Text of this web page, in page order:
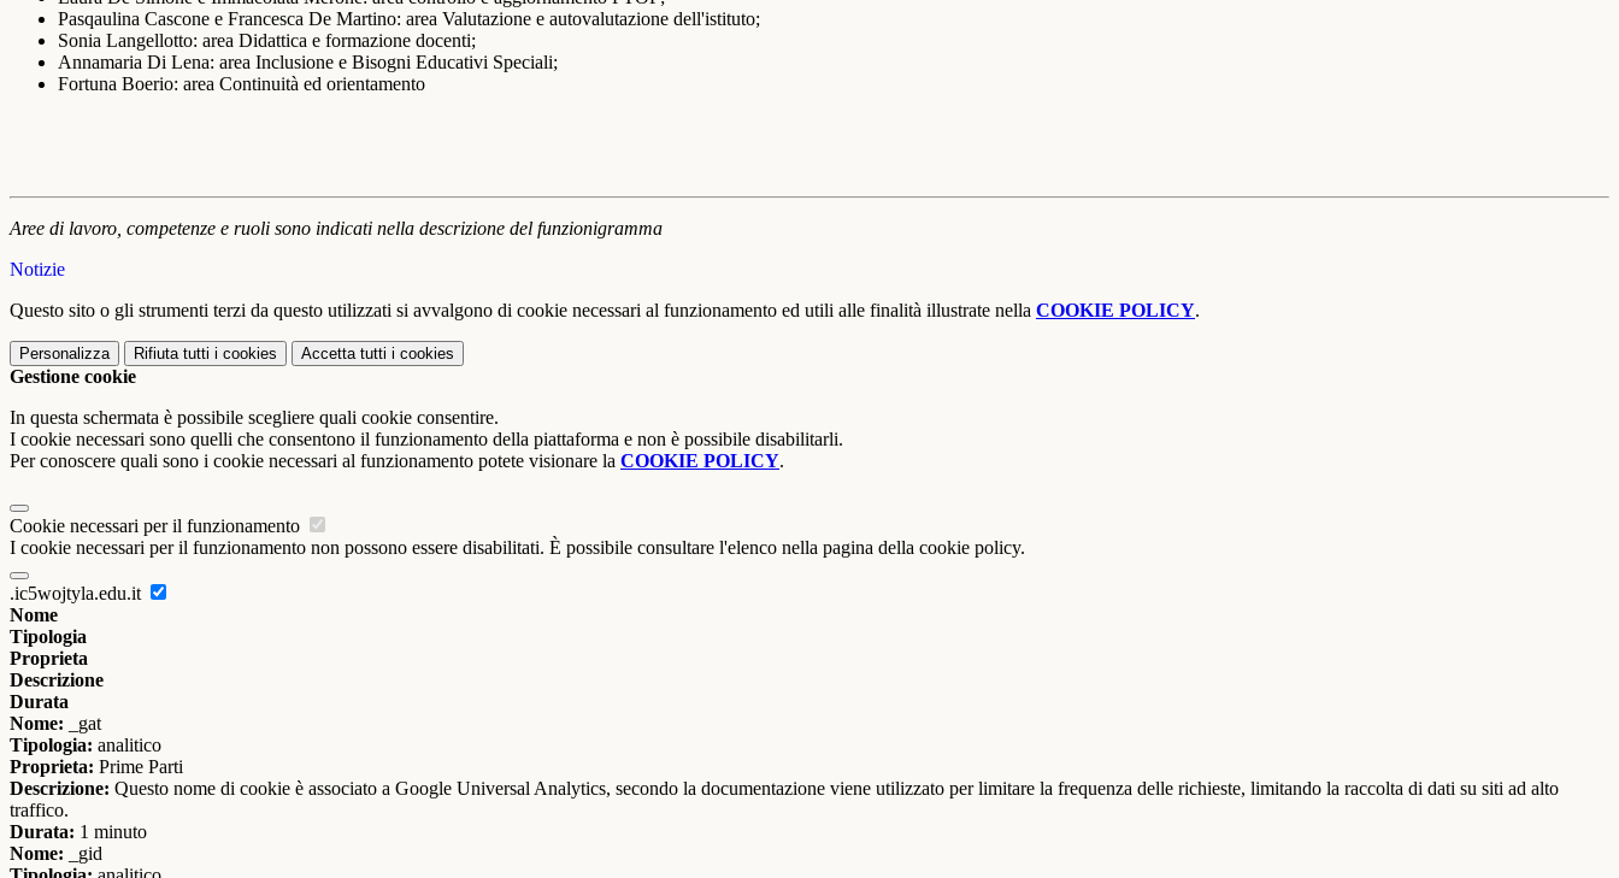
Pasqaulina Cascone e Francesca De Martino: area Valutazione e autovalutazione dell'istituto;
Sonia Langellotto: area Didattica e formazione docenti;
Annamaria Di Lena: area Inclusione e Bisogni Educativi Speciali;
Fortuna Boerio: area Continuità ed orientamento
Aree di lavoro, competenze e ruoli sono indicati nella descrizione del funzionigramma
Notizie
Questo sito o gli strumenti terzi da questo utilizzati si avvalgono di cookie necessari al funzionamento ed utili alle finalità illustrate nella COOKIE POLICY.
Personalizza Rifiuta tutti i cookies Accetta tutti i cookies
Gestione cookie
In questa schermata è possibile scegliere quali cookie consentire.
I cookie necessari sono quelli che consentono il funzionamento della piattaforma e non è possibile disabilitarli.
Per conoscere quali sono i cookie necessari al funzionamento potete visionare la COOKIE POLICY.
Cookie necessari per il funzionamento
I cookie necessari per il funzionamento non possono essere disabilitati. È possibile consultare l'elenco nella pagina della cookie policy.
.ic5wojtyla.edu.it
Nome
Tipologia
Proprieta
Descrizione
Durata
Nome: _gat
Tipologia: analitico
Proprieta: Prime Parti
Descrizione: Questo nome di cookie è associato a Google Universal Analytics, secondo la documentazione viene utilizzato per limitare la frequenza delle richieste, limitando la raccolta di dati su siti ad alto
traffico.
Durata: 1 minuto
Nome: _gid